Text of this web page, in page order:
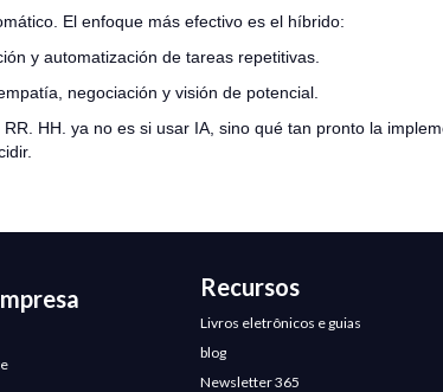
El enfoque más efectivo es el híbrido:
y automatización de tareas repetitivas.
negociación y visión de potencial.
HH. ya no es si usar IA, sino qué tan pronto la
Recursos
Livros eletrônicos e guias
blog
Newsletter 365